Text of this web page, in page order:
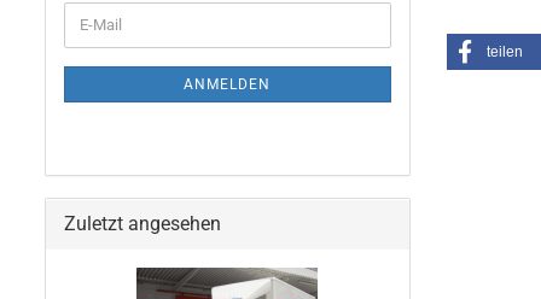
teilen
ANMELDEN
Zuletzt angesehen